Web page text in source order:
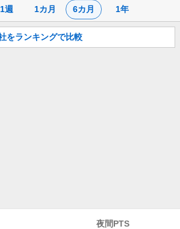
1週 1カ月 6カ月 1年
をランキングで比較
夜間PTS